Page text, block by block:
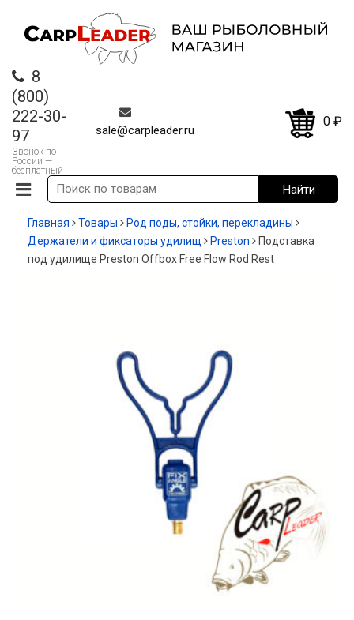
8
(800)
222-30-
97
Звонок по
России —
бесплатный
sale@carpleader.ru
0 ₽
Главная Товары
Род поды, стойки, перекладины
Держатели и фиксаторы удилищ
Preston
Подставка
под удилище Preston Offbox Free Flow Rod Rest